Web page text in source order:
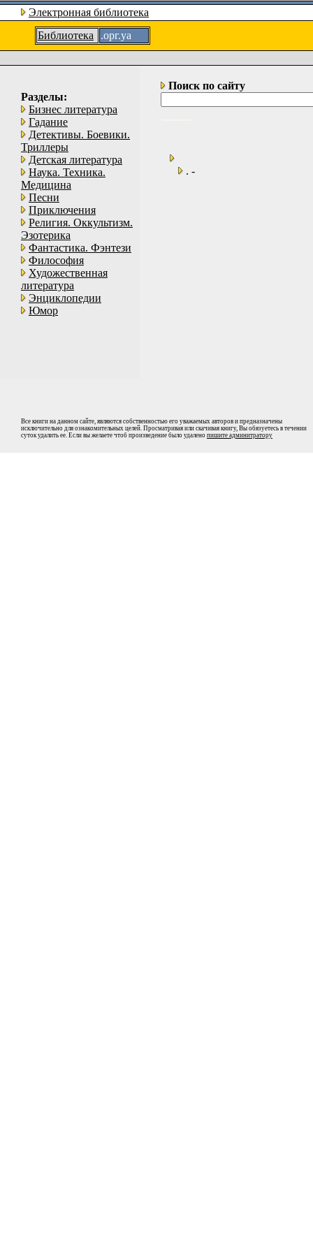
Электронная библиотека
Библиотека
.орг.уа
Разделы:
Бизнес литература
Гадание
Детективы. Боевики.
Триллеры
Детская литература
Наука. Техника.
Медицина
Песни
Приключения
Религия. Оккультизм.
Эзотерика
Фантастика. Фэнтези
Философия
Художественная
литература
Энциклопедии
Юмор
Поиск по сайту
. -
Все книги на данном сайте, являются собственностью его уважаемых авторов и предназначены
исключительно для ознакомительных целей. Просматривая или скачивая книгу, Вы обязуетесь в течении
суток удалить ее. Если вы желаете чтоб произведение было удалено пишите админитратору